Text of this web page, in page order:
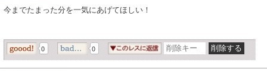
今までたまった分を一気にあげてほしい！
0 0